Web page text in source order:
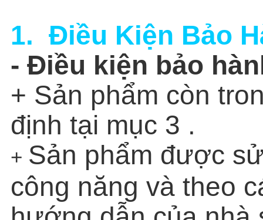
1. Điều Kiện Bảo
- Điều kiện bảo
+ Sản phẩm còn
định tại mục 3 .
+ Sản phẩm được
công năng và theo